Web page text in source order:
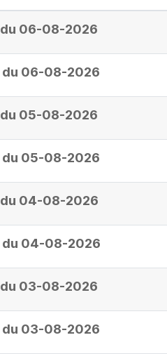
du 06-08-2026
du 06-08-2026
du 05-08-2026
du 05-08-2026
du 04-08-2026
du 04-08-2026
du 03-08-2026
du 03-08-2026